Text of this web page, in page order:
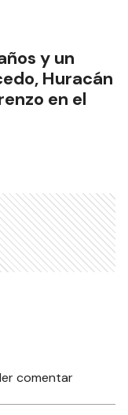
y un
Huracán
en el
comentar